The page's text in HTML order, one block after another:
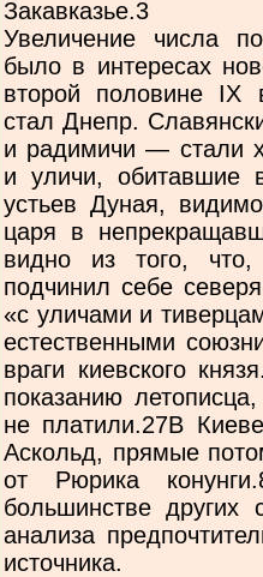
Закавказье.3
Увеличение числа
было в интересах
второй половине IX
стал Днепр.
и радимичи — стали
и уличи, обитавшие
устьев Дуная,
царя в
видно из того,
подчинил себе
«с уличами и
естественными
враги киевского
показанию
не платили.27В
Аскольд, прямые
от Рюрика
большинстве других
анализа
источника.